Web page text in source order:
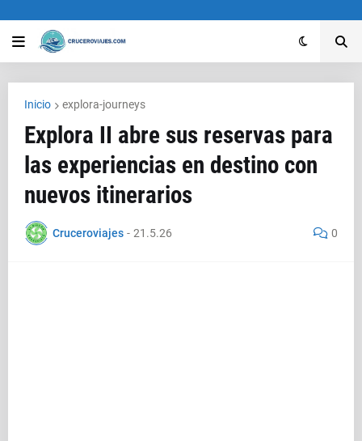
Inicio explora-journeys
Explora II abre sus reservas para
las experiencias en destino con
nuevos itinerarios
Cruceroviajes - 21.5.26 0